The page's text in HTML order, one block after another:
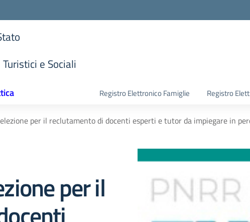
e Sociali
Registro Elettronico Famiglie Registro
per il reclutamento di docenti esperti e tutor da impiegare in
per il